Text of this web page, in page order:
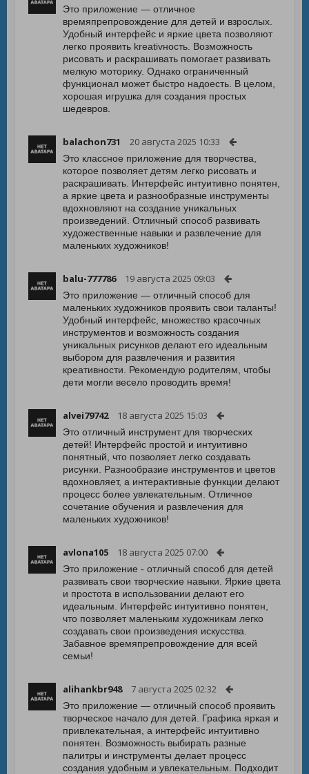
Это приложение — отличное
времяпрепровождение для детей и взрослых.
Удобный интерфейс и яркие цвета позволяют
легко проявить kreativность. Возможность
рисовать и раскрашивать помогает развивать
мелкую моторику. Однако ограниченный
функционал может быстро надоесть. В целом,
хорошая игрушка для создания простых
шедевров.
balachon731 20 августа 2025 10:33
Это классное приложение для творчества,
которое позволяет детям легко рисовать и
раскрашивать. Интерфейс интуитивно понятен,
а яркие цвета и разнообразные инструменты
вдохновляют на создание уникальных
произведений. Отличный способ развивать
художественные навыки и развлечение для
маленьких художников!
balu-777786 19 августа 2025 09:03
Это приложение — отличный способ для
маленьких художников проявить свои таланты!
Удобный интерфейс, множество красочных
инструментов и возможность создания
уникальных рисунков делают его идеальным
выбором для развлечения и развития
креативности. Рекомендую родителям, чтобы
дети могли весело проводить время!
alvei79742 18 августа 2025 15:03
Это отличный инструмент для творческих
детей! Интерфейс простой и интуитивно
понятный, что позволяет легко создавать
рисунки. Разнообразие инструментов и цветов
вдохновляет, а интерактивные функции делают
процесс более увлекательным. Отличное
сочетание обучения и развлечения для
маленьких художников!
avlona105 18 августа 2025 07:00
Это приложение - отличный способ для детей
развивать свои творческие навыки. Яркие цвета
и простота в использовании делают его
идеальным. Интерфейс интуитивно понятен,
что позволяет маленьким художникам легко
создавать свои произведения искусства.
Забавное времяпрепровождение для всей
семьи!
alihankbr948 7 августа 2025 02:32
Это приложение — отличный способ проявить
творческое начало для детей. Графика яркая и
привлекательная, а интерфейс интуитивно
понятен. Возможность выбирать разные
палитры и инструменты делает процесс
создания удобным и увлекательным. Подходит